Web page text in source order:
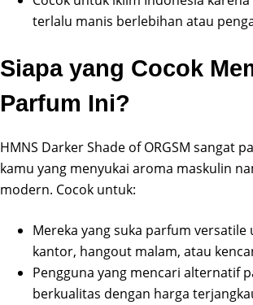
terlalu manis berlebihan atau
Siapa yang Cocok
Parfum Ini?
HMNS Darker Shade of ORGSM sangat
kamu yang menyukai aroma maskulin
modern. Cocok untuk:
Mereka yang suka parfum versatile
kantor, hangout malam, atau
Pengguna yang mencari alternatif
berkualitas dengan harga